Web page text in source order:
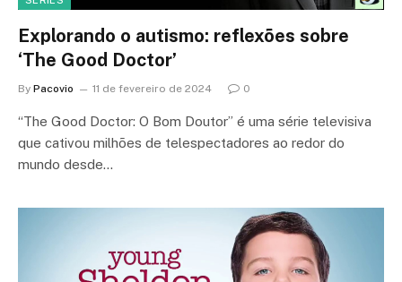
Explorando o autismo: reflexões sobre
‘The Good Doctor’
By Pacovio 11 de fevereiro de 2024 0
“The Good Doctor: O Bom Doutor” é uma série televisiva
que cativou milhões de telespectadores ao redor do
mundo desde…